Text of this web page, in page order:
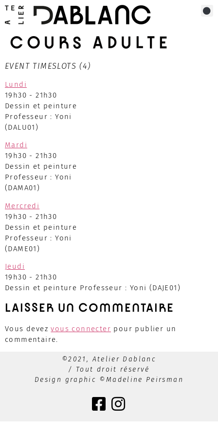
COURS ADULTE
EVENT TIMESLOTS (4)
Lundi
19h30 -21h30
Dessin et peinture
Professeur : Yoni
(DALU01)
Mardi
19h30 -21h30
Dessin et peinture
Professeur : Yoni
(DAMA01)
Mercredi
19h30 -21h30
Dessin et peinture
Professeur : Yoni
(DAME01)
Jeudi
19h30 -21h30
Dessin et peinture Professeur : Yoni (DAJE01)
LAISSER UN COMMENTAIRE
Vous devezvous connecter pour publier un
commentaire.
©2021, Atelier Dablanc
/ Tout droit réservé
Design graphic ©Madeline Peirsman